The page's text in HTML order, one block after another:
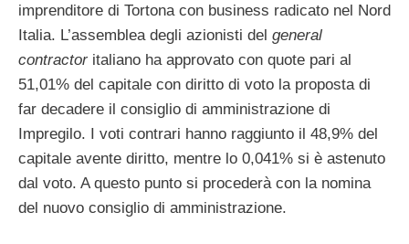
imprenditore di Tortona con business radicato nel Nord
Italia. L’assemblea degli azionisti del general
contractor italiano ha approvato con quote pari al
51,01% del capitale con diritto di voto la proposta di
far decadere il consiglio di amministrazione di
Impregilo. I voti contrari hanno raggiunto il 48,9% del
capitale avente diritto, mentre lo 0,041% si è astenuto
dal voto. A questo punto si procederà con la nomina
del nuovo consiglio di amministrazione.